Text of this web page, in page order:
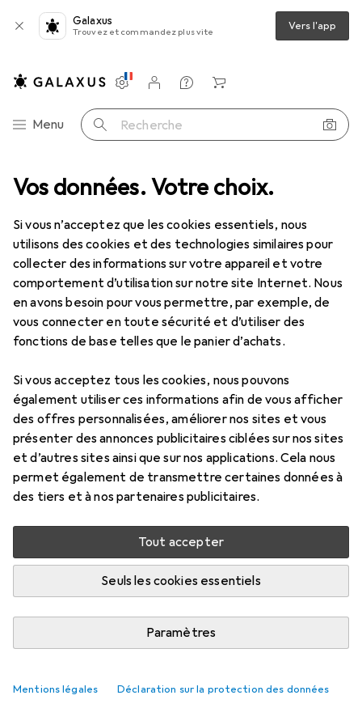
Vos données. Votre choix.
Si vous n’acceptez que les cookies essentiels, nous
utilisons des cookies et des technologies similaires pour
collecter des informations sur votre appareil et votre
comportement d’utilisation sur notre site Internet. Nous
en avons besoin pour vous permettre, par exemple, de
vous connecter en toute sécurité et d’utiliser des
fonctions de base telles que le panier d’achats.
Si vous acceptez tous les cookies, nous pouvons
également utiliser ces informations afin de vous afficher
des offres personnalisées, améliorer nos sites et vous
présenter des annonces publicitaires ciblées sur nos sites
et d’autres sites ainsi que sur nos applications. Cela nous
permet également de transmettre certaines données à
des tiers et à nos partenaires publicitaires.
Tout accepter
Seuls les cookies essentiels
Paramètres
Mentions légales Déclaration sur la protection des données
Galaxus
Trouvez et commandez plus vite Vers l'app
Navigation par catégorie
Menu Recherche
Paramètres
Compte client
Listes de comparaison
Listes d'envies
Panier
Tout l'assortiment Mode Enfants
Enfants
DécouvrirForum